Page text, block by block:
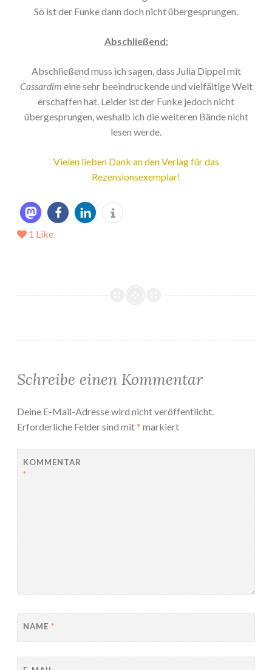
So ist der Funke dann doch nicht übergesprungen.
Abschließend:
Abschließend muss ich sagen, dass Julia Dippel mit
Cassardim eine sehr beeindruckende und vielfältige Welt
erschaffen hat. Leider ist der Funke jedoch nicht
übergesprungen, weshalb ich die weiteren Bände nicht
lesen werde.
Vielen lieben Dank an den Verlag für das
Rezensionsexemplar!
1 Like
Schreibe einen Kommentar
Deine E-Mail-Adresse wird nicht veröffentlicht.
Erforderliche Felder sind mit* markiert
KOMMENTAR
*
NAME *